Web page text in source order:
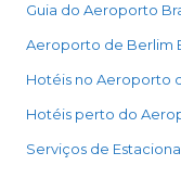
Guia do Aeroporto
Aeroporto de Berlim
Hotéis no Aeroporto
Hotéis perto do
Serviços de